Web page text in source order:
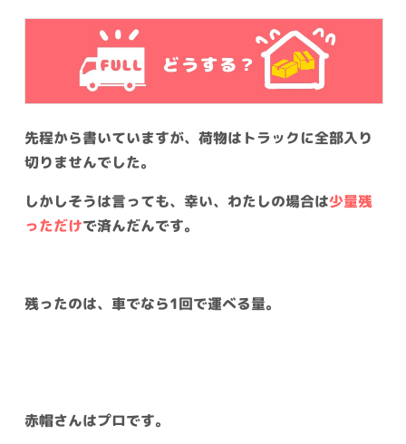
先程から書いていますが、荷物はトラックに全部入り
切りませんでした。
しかしそうは言っても、幸い、わたしの場合は少量残
っただけで済んだんです。
残ったのは、車でなら1回で運べる量。
赤帽さんはプロです。